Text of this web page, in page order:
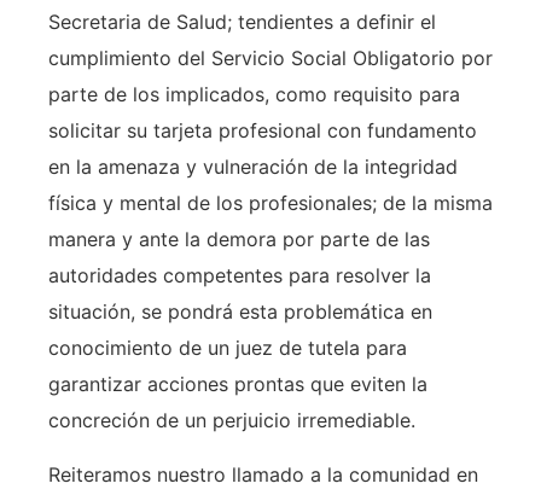
Secretaria de Salud; tendientes a definir el
cumplimiento del Servicio Social Obligatorio por
parte de los implicados, como requisito para
solicitar su tarjeta profesional con fundamento
en la amenaza y vulneración de la integridad
física y mental de los profesionales; de la misma
manera y ante la demora por parte de las
autoridades competentes para resolver la
situación, se pondrá esta problemática en
conocimiento de un juez de tutela para
garantizar acciones prontas que eviten la
concreción de un perjuicio irremediable.
Reiteramos nuestro llamado a la comunidad en